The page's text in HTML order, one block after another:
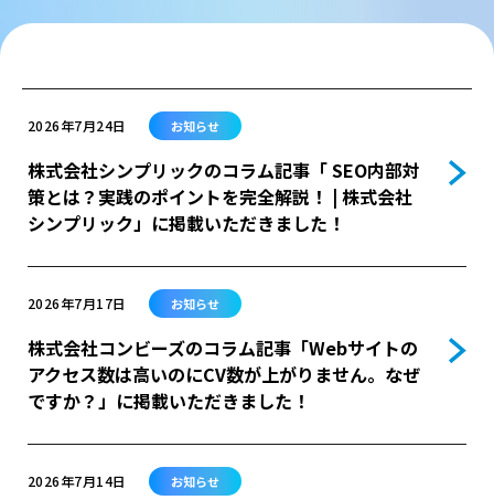
2026年7月24日 お知らせ
株式会社シンプリックのコラム記事「 SEO内部対
策とは？実践のポイントを完全解説！ | 株式会社
シンプリック」に掲載いただきました！
2026年7月17日 お知らせ
株式会社コンビーズのコラム記事「Webサイトの
アクセス数は高いのにCV数が上がりません。なぜ
ですか？」に掲載いただきました！
2026年7月14日 お知らせ